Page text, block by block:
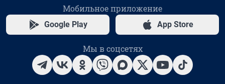
Мобильное приложение
Google Play App Store
Мы в соцсетях